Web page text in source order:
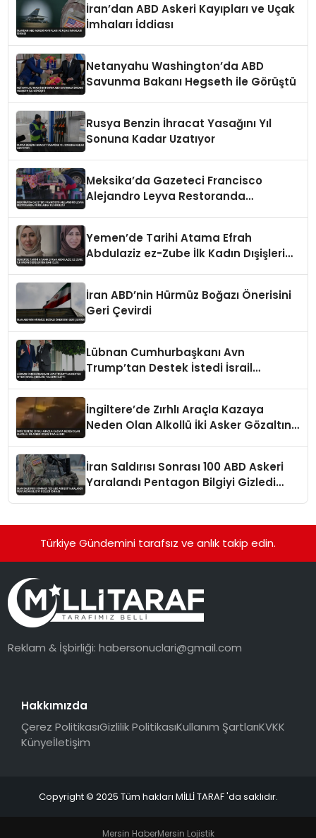
İran’dan ABD Askeri Kayıpları ve Uçak
İmhaları İddiası
Netanyahu Washington’da ABD
Savunma Bakanı Hegseth ile Görüştü
Rusya Benzin İhracat Yasağını Yıl
Sonuna Kadar Uzatıyor
Meksika’da Gazeteci Francisco
Alejandro Leyva Restoranda
Yemen’de Tarihi Atama Efrah
Abdulaziz ez-Zube İlk Kadın Dışişleri
İran ABD’nin Hürmüz Boğazı Önerisini
Geri Çevirdi
Lübnan Cumhurbaşkanı Avn
Trump’tan Destek İstedi İsrail
İngiltere’de Zırhlı Araçla Kazaya
Neden Olan Alkollü İki Asker Gözaltına
İran Saldırısı Sonrası 100 ABD Askeri
Yaralandı Pentagon Bilgiyi Gizledi
Türkiye Gündemini tarafsız ve anlık takip edin.
Reklam & İşbirliği:habersonuclari@gmail.com
Hakkımızda
Çerez PolitikasıGizlilik PolitikasıKullanım ŞartlarıKVKK
Künyeİletişim
Copyright © 2025 Tüm hakları MİLLİ TARAF 'da saklıdır.
Mersin HaberMersin Lojistik